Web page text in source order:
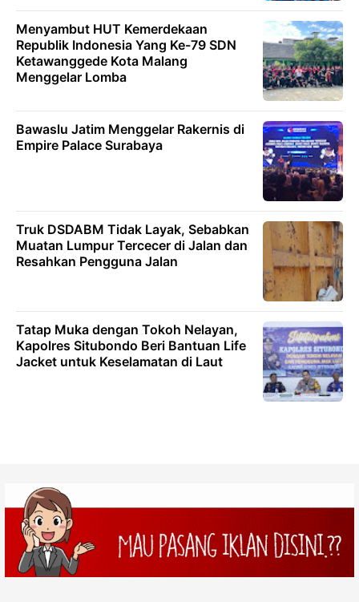
Menyambut HUT Kemerdekaan
Republik Indonesia Yang Ke-79 SDN
Ketawanggede Kota Malang
Menggelar Lomba
Bawaslu Jatim Menggelar Rakernis di
Empire Palace Surabaya
Truk DSDABM Tidak Layak, Sebabkan
Muatan Lumpur Tercecer di Jalan dan
Resahkan Pengguna Jalan
Tatap Muka dengan Tokoh Nelayan,
Kapolres Situbondo Beri Bantuan Life
Jacket untuk Keselamatan di Laut